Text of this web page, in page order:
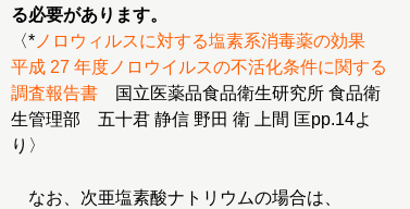
る必要があります。
〈* ノロウィルスに対する塩素系消毒薬の効果
平成 27 年度ノロウイルスの不活化条件に関する
調査報告書 国立医薬品食品衛生研究所 食品衛
生管理部 五十君 静信 野田 衛 上間 匡pp.14よ
り〉
なお、次亜塩素酸ナトリウムの場合は、